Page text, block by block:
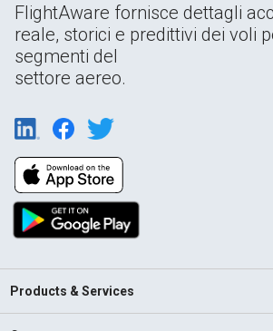
FlightAware fornisce dettagli
reale, storici e predittivi dei voli
segmenti del
settore aereo.
Products & Services